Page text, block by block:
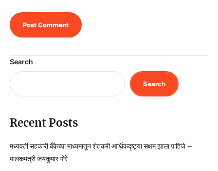
Search
Search
Recent Posts
मध्यवर्ती सहकारी बँकेच्या माध्यमातून शेतकरी आर्थिकदृष्ट्या सक्षम झाला पाहिजे –
पालकमंत्री जयकुमार गोरे